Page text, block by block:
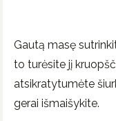
Gautą masę
to turėsite jį
atsikratytumėte
gerai išmaišykite.